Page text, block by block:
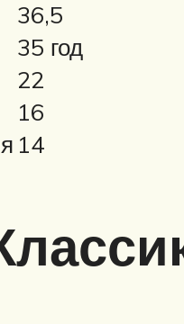
36,5
35 год
22
16
14